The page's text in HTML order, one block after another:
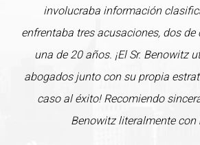
involucraba información
enfrentaba tres acusaciones, dos de
una de 20 años. ¡El Sr. Benowitz
abogados junto con su propia
caso al éxito! Recomiendo
Benowitz literalmente con